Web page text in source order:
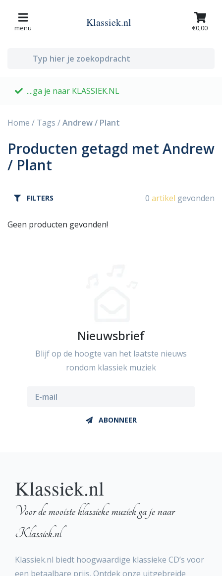
menu Klassiek.nl €0,00
....ga je naar KLASSIEK.NL
Home / Tags /Andrew / Plant
Producten getagd met Andrew
/ Plant
FILTERS 0 artikel gevonden
Geen producten gevonden!
Nieuwsbrief
Blijf op de hoogte van het laatste nieuws
rondom klassiek muziek
ABONNEER
Klassiek.nl
Voor de mooiste klassieke muziek ga je naar
Klassiek.nl
Klassiek.nl biedt hoogwaardige klassieke CD’s voor
een betaalbare prijs. Ontdek onze uitgebreide